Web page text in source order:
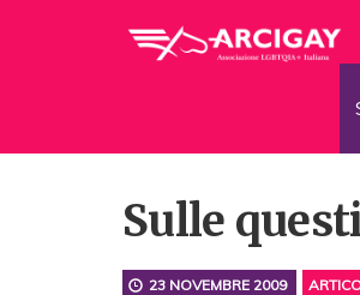
Sulle
23 NOVEMBRE 2009